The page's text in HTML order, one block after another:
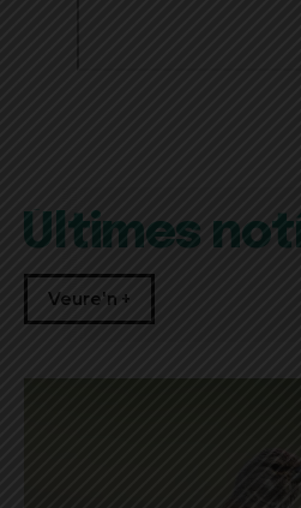
Últimes
Veure'n +